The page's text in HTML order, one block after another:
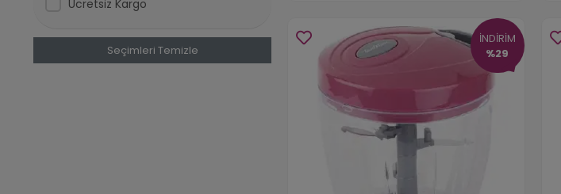
Ücretsiz Kargo
Seçimleri Temizle
İNDİRİM
%29